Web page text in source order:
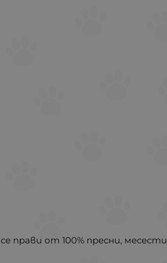
се прави от 100% пресни, месести